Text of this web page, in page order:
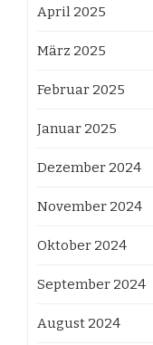
April 2025
März 2025
Februar 2025
Januar 2025
Dezember 2024
November 2024
Oktober 2024
September 2024
August 2024